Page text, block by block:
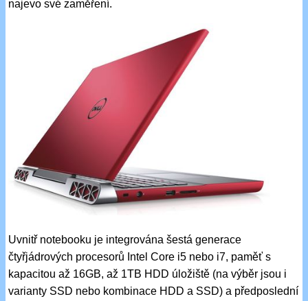
najevo své zaměření.
Uvnitř notebooku je integrována šestá generace
čtyřjádrových procesorů Intel Core i5 nebo i7, paměť s
kapacitou až 16GB, až 1TB HDD úložiště (na výběr jsou i
varianty SSD nebo kombinace HDD a SSD) a předposlední